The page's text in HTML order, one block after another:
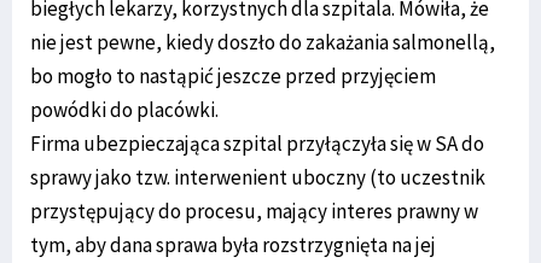
biegłych lekarzy, korzystnych dla szpitala. Mówiła, że
nie jest pewne, kiedy doszło do zakażania salmonellą,
bo mogło to nastąpić jeszcze przed przyjęciem
powódki do placówki.
Firma ubezpieczająca szpital przyłączyła się w SA do
sprawy jako tzw. interwenient uboczny (to uczestnik
przystępujący do procesu, mający interes prawny w
tym, aby dana sprawa była rozstrzygnięta na jej